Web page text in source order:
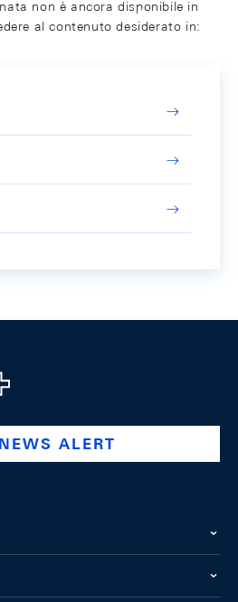
non è ancora disponibile in
al contenuto desiderato in:
company/swiss-national-
@swissnationalbank
ALERT